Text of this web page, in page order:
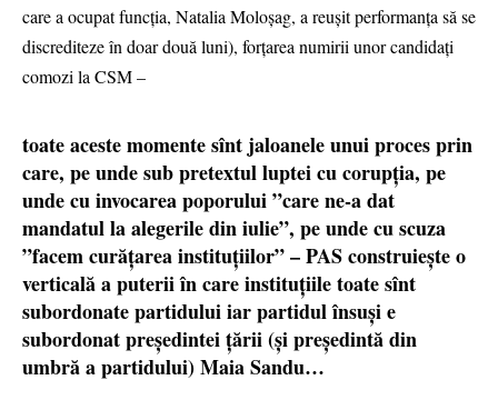
care a ocupat funcția, Natalia Moloșag, a reușit performanța să se
discrediteze în doar două luni), forțarea numirii unor candidați
comozi la CSM –
toate aceste momente sînt jaloanele unui proces prin
care, pe unde sub pretextul luptei cu corupția, pe
unde cu invocarea poporului ”care ne-a dat
mandatul la alegerile din iulie”, pe unde cu scuza
”facem curățarea instituțiilor” – PAS construiește o
verticală a puterii în care instituțiile toate sînt
subordonate partidului iar partidul însuși e
subordonat președintei țării (și președintă din
umbră a partidului) Maia Sandu…